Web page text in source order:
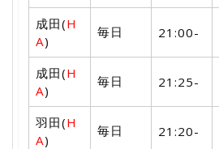
成田(H
A)
毎日 21:00-
成田(H
A)
毎日 21:25-
羽田(H
A)
毎日 21:20-